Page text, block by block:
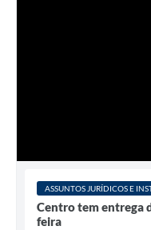
ASSUNTOS JURÍDICOS E
Centro tem entrega
feira